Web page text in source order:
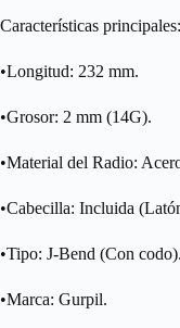
Características principales:
•Longitud: 232 mm.
•Grosor: 2 mm (14G).
•Material del Radio:
•Cabecilla: Incluida
•Tipo: J-Bend (Con codo).
•Marca: Gurpil.